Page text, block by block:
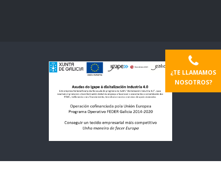
¿TE LLAMAMOS
NOSOTROS?